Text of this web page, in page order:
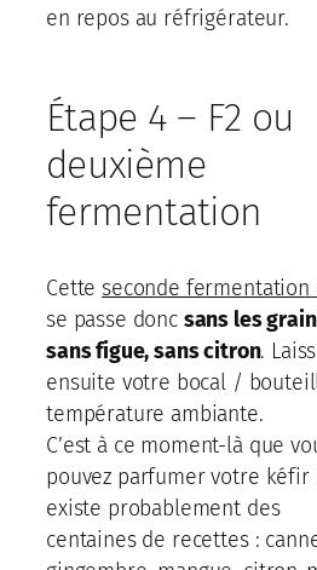
en repos au réfrigérateur.
Étape 4 – F2 ou
deuxième
fermentation
Cetteseconde fermentation
se passe donc sans les
sans figue, sans citron.
ensuite votre bocal /
température ambiante.
C’est à ce moment-là que
pouvez parfumer votre kéfir
existe probablement des
centaines de recettes :